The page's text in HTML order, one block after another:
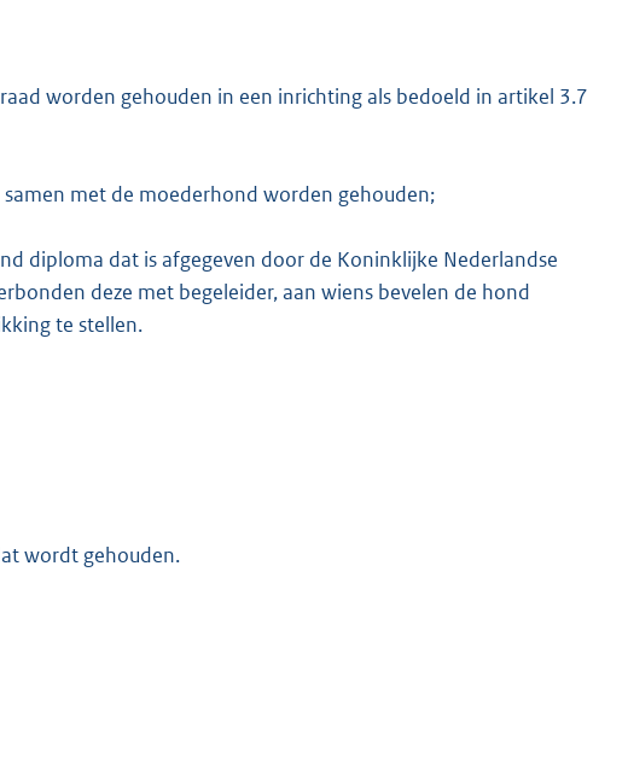
worden gehouden in een inrichting als bedoeld in artikel 3.7
met de moederhond worden gehouden;
diploma dat is afgegeven door de Koninklijke Nederlandse
deze met begeleider, aan wiens bevelen de hond
te stellen.
wordt gehouden.